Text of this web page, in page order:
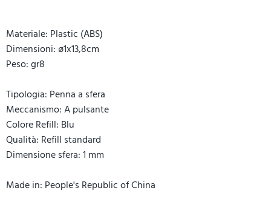
Materiale: Plastic (ABS)
Dimensioni: ø1x13,8cm
Peso: gr8
Tipologia: Penna a sfera
Meccanismo: A pulsante
Colore Refill: Blu
Qualità: Refill standard
Dimensione sfera: 1 mm
Made in: People's Republic of China